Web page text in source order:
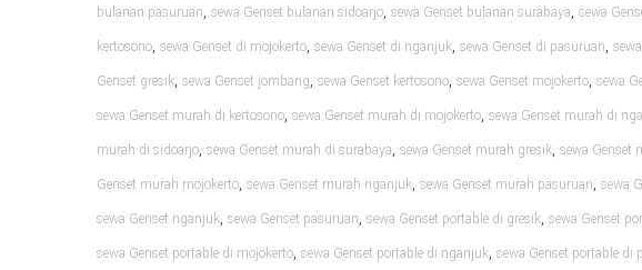
bulanan pasuruan, sewa Genset bulanan sidoarjo, sewa Genset bulanan surabaya, sewa
kertosono, sewa Genset di mojokerto, sewa Genset di nganjuk, sewa Genset di pasuruan,
Genset gresik, sewa Genset jombang, sewa Genset kertosono, sewa Genset mojokerto, sewa
sewa Genset murah di kertosono, sewa Genset murah di mojokerto, sewa Genset murah di
murah di sidoarjo, sewa Genset murah di surabaya, sewa Genset murah gresik, sewa Genset
Genset murah mojokerto, sewa Genset murah nganjuk, sewa Genset murah pasuruan, sewa
sewa Genset nganjuk, sewa Genset pasuruan, sewa Genset portable di gresik, sewa Genset
sewa Genset portable di mojokerto, sewa Genset portable di nganjuk, sewa Genset portable di